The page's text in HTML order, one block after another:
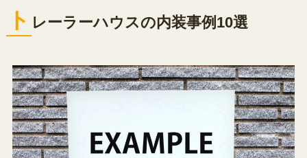
ト レーラーハウスの内装事例10選